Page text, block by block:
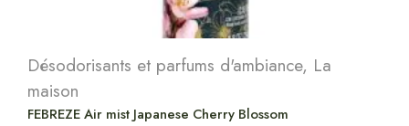
Désodorisants et parfums d'ambiance, La
maison
FEBREZE Air mist Japanese Cherry Blossom